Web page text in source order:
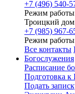
+7 (496) 540-
Режим
Троицкий дом
+7 (985) 967-
Режим
Все контакты
Богослужения
Расписание
Подготовка к
Подать